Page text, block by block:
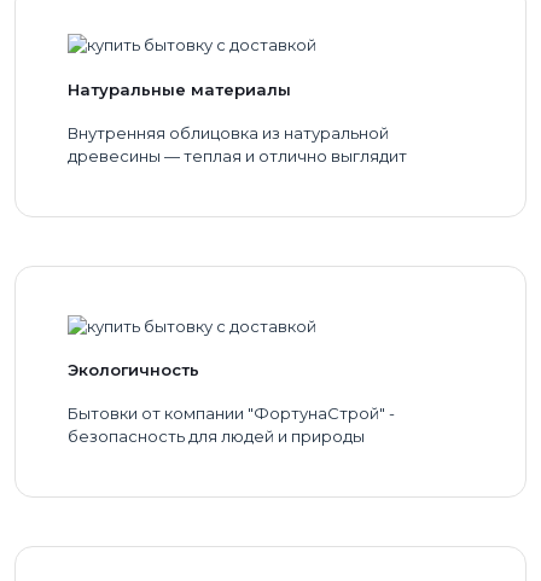
Натуральные материалы
Внутренняя облицовка из натуральной
древесины — теплая и отлично выглядит
Экологичность
Бытовки от компании "ФортунаСтрой" -
безопасность для людей и природы